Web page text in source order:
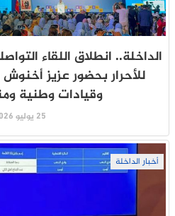
الداخلة.. انطلاق اللقاء
للأحرار بحضور عزيز
وقيادات وطنية
25 يوليو 2026
أخبار الداخلة